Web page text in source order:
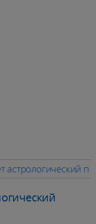
астрологический